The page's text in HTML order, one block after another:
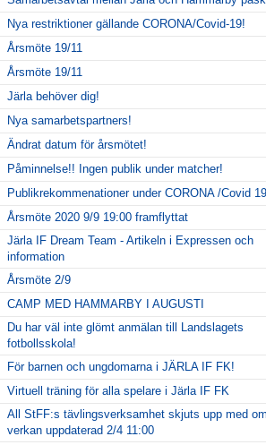
Nya restriktioner gällande CORONA/Covid-19!
Årsmöte 19/11
Årsmöte 19/11
Järla behöver dig!
Nya samarbetspartners!
Ändrat datum för årsmötet!
Påminnelse!! Ingen publik under matcher!
Publikrekommenationer under CORONA /Covid 19
Årsmöte 2020 9/9 19:00 framflyttat
Järla IF Dream Team - Artikeln i Expressen och
information
Årsmöte 2/9
CAMP MED HAMMARBY I AUGUSTI
Du har väl inte glömt anmälan till Landslagets
fotbollsskola!
För barnen och ungdomarna i JÄRLA IF FK!
Virtuell träning för alla spelare i Järla IF FK
All StFF:s tävlingsverksamhet skjuts upp med
verkan uppdaterad 2/4 11:00